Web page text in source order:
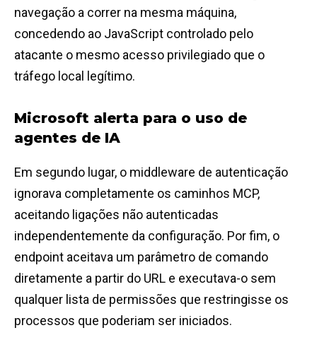
navegação a correr na mesma máquina,
concedendo ao JavaScript controlado pelo
atacante o mesmo acesso privilegiado que o
tráfego local legítimo.
Microsoft alerta para o uso de
agentes de IA
Em segundo lugar, o middleware de autenticação
ignorava completamente os caminhos MCP,
aceitando ligações não autenticadas
independentemente da configuração. Por fim, o
endpoint aceitava um parâmetro de comando
diretamente a partir do URL e executava-o sem
qualquer lista de permissões que restringisse os
processos que poderiam ser iniciados.